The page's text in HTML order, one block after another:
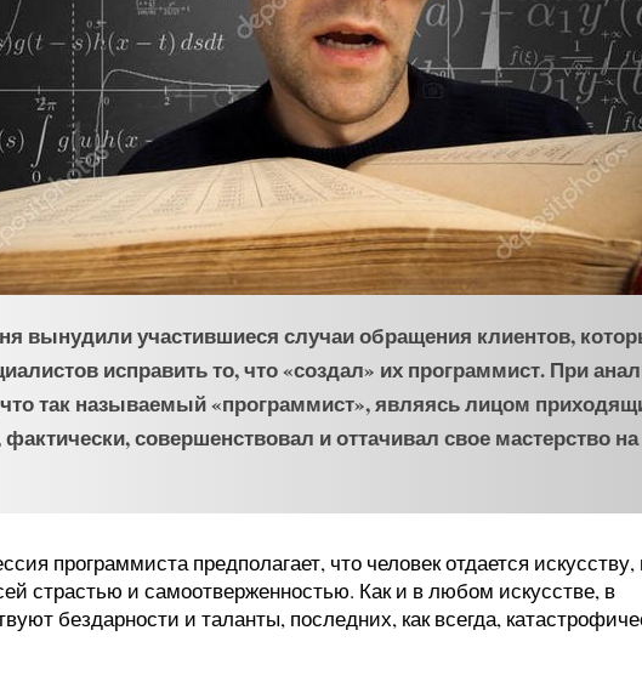
вынудили участившиеся случаи обращения клиентов,
исправить то, что «создал» их программист. При
так называемый «программист», являясь лицом
совершенствовал и оттачивал свое мастерство на
программиста предполагает, что человек отдается искусству,
страстью и самоотверженностью. Как и в любом искусстве, в
бездарности и таланты, последних, как всегда,